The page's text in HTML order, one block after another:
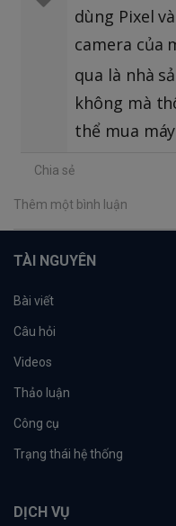
dùng Pixel
camera của
qua là nhà
không mà
thể mua
Chia sẻ
Thêm một bình luận
TÀI NGUYÊN
Bài viết
Câu hỏi
Videos
Thảo luận
Công cụ
Trạng thái hệ thống
DỊCH VỤ